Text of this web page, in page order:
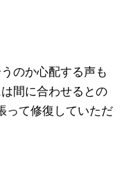
のか心配する声も
間に合わせるとの
って修復していただ